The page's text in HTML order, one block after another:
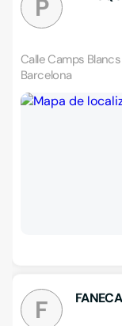
P
Calle Camps
Barcelona
F